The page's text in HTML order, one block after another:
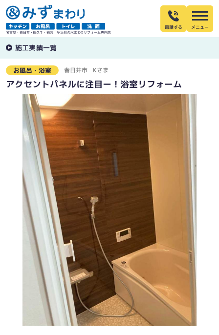
名古屋・春日井・長久手・稲沢・多治見の水まわりリフォーム専門店
電話する
施工実績一覧
お風呂・浴室 春日井市 Kさま
アクセントパネルに注目ー！浴室リフォーム